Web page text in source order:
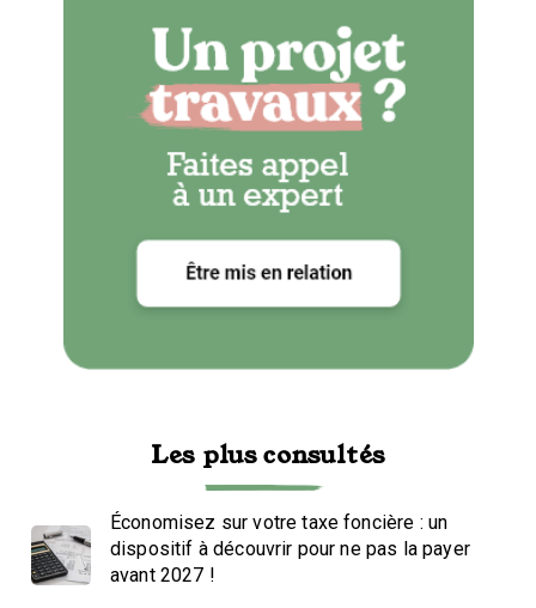
Les plus consultés
Économisez sur votre taxe foncière : un
dispositif à découvrir pour ne pas la payer
avant 2027 !